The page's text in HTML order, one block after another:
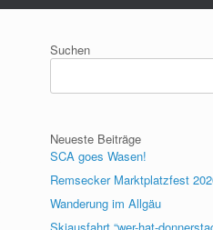
Suchen
Neueste Beiträge
SCA goes Wasen!
Remsecker Marktplatzfest
Wanderung im Allgäu